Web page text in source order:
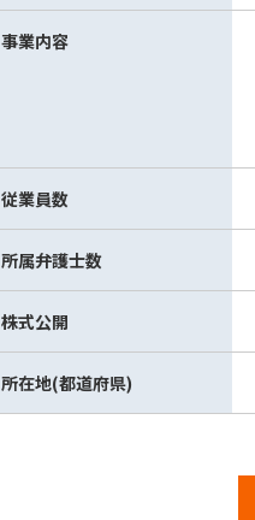
事業内容
従業員数
所属弁護士数
株式公開
所在地(都道府県)